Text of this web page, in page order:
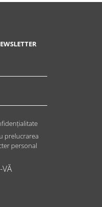
prelucrarea
personal
VĂ